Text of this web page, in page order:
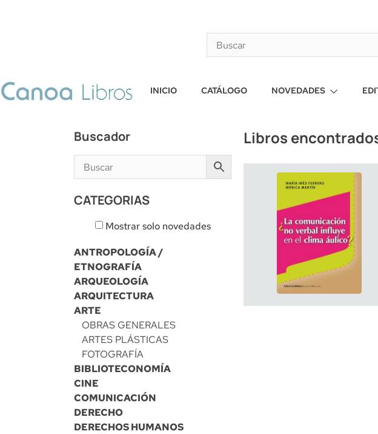
INICIO CATÁLOGO NOVEDADES
Buscador
CATEGORIAS
Mostrar solo novedades
ANTROPOLOGÍA /
ETNOGRAFÍA
ARQUEOLOGÍA
ARQUITECTURA
ARTE
OBRAS GENERALES
ARTES PLÁSTICAS
FOTOGRAFÍA
BIBLIOTECONOMÍA
CINE
COMUNICACIÓN
DERECHO
DERECHOS HUMANOS
Libros